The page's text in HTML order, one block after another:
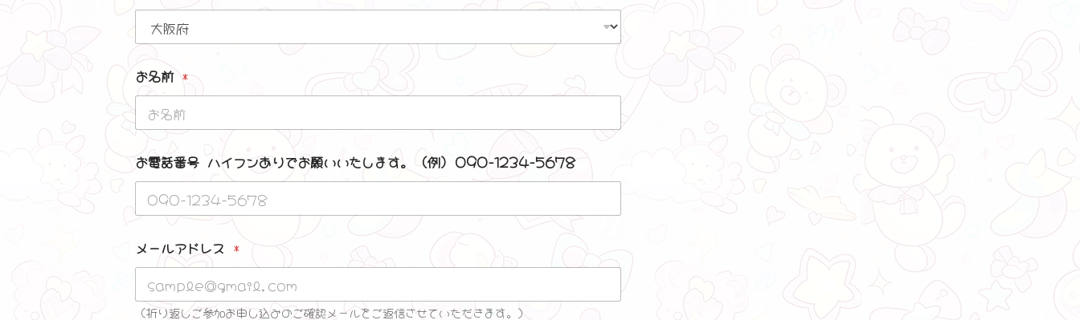
お名前 *
お電話番号 ハイフンありでお願いいたします。 (例) 090-1234-5678
メールアドレス *
（折り返しご参加お申し込みのご確認メールをご返信させていただきます。）